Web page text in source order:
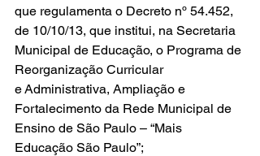
que regulamenta o Decreto nº 54.452,
de 10/10/13, que institui, na Secretaria
Municipal de Educação, o Programa de
Reorganização Curricular
e Administrativa, Ampliação e
Fortalecimento da Rede Municipal de
Ensino de São Paulo – “Mais
Educação São Paulo”;